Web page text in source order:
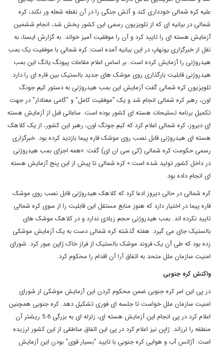
علیه کره شمالی خودداری کند و آتش جنگی را در آن نقطه شعله ور نکند، کره
شمالی در بیانیه ای که از تلویزیون رسمی این کشور پخش شد، انجام ششمین
آزمایش هسته ای را تایید کرد و آن را موفقیت آمیز خواند. به گزارش ایسنا، به
نقل از خبرگزاری یونهاپ در این بیانیه آمده است: کره شمالی با موفقیت یک بمب
هیدروژنی را آزمایش کرده است. بر اساس اعلام مقامات پیونگ یانگ این بمب
هیدروژنی قابلیت بارگذاری روی موشک های جدید بالستیک بین قاره ای را دارد.
تلویزیون کره شمالی گفت آزمایش این بمب هیدروژنی به دستور کیم جونگ
اون، رهبر کره شمالی انجام شد و یک "موفقیت کامل" و "گامی معنادار" در جهت
تکمیل برنامه تسلیحات هسته ای کشور بوده است. ساعاتی قبل از آزمایش هسته
ای دیروز، کره شمالی اعلام کرد که کیم جونگ اون، رهبر این کشور، از یک کلاهک
هسته ای هیدروژنی قابل نصب روی موشک قاره پیما بازدید کرده بود. خبرگزاری
رسمی حکومت کره شمالی (کی سی ان ای) گفت: «همه اجزای بمب هیدروژنی
در داخل کشور تولید شده است.» کره شمالی تا پیش از این پنج آزمایش هسته
ای انجام داده بود.
کره شمالی در حالی دیروز ادعا کرد که کلاهک هیدروژنی قابل نصب روی موشک
قاره پیما در اختیار دارد که هنوز منابع مستقل این قابلیت را از سوی کره شمالی
تایید نکرده اند. بمب هیدروژنی حجم زیادی ندارد و در کلاهک موشک های
بالستیک جای می گیرد. هفته گذشته کره شمالی دست به یک آزمایش موشکی
زده بود که طی آن یک فروند موشک بالستیک از فراز خاک ژاپن عبور کرد. شورای
امنیت سازمان ملل متحد به اتفاق آرا آن اقدام را محکوم کرد.
واکنش کره جنوبی
در پی این امر کره جنوبی ضمن محکوم کردن این آزمایش موشکی از شورای
امنیت سازمان ملل خواست تا جلسه ای فوری تشکیل دهد. کره جنوبی همچنین
اعلام کرد در پی انجام این آزمایش هسته ای، زلزله ای به بزرگی 5.6 ریشتر آن
منطقه را لرزاند. ژاپن نیز اعلام کرد در پی این اتفاق مناطقی از این کشور لرزیده
است. آژانس آب و هوایی کره جنوبی با تایید "بسیار قوی" بودن این آزمایش